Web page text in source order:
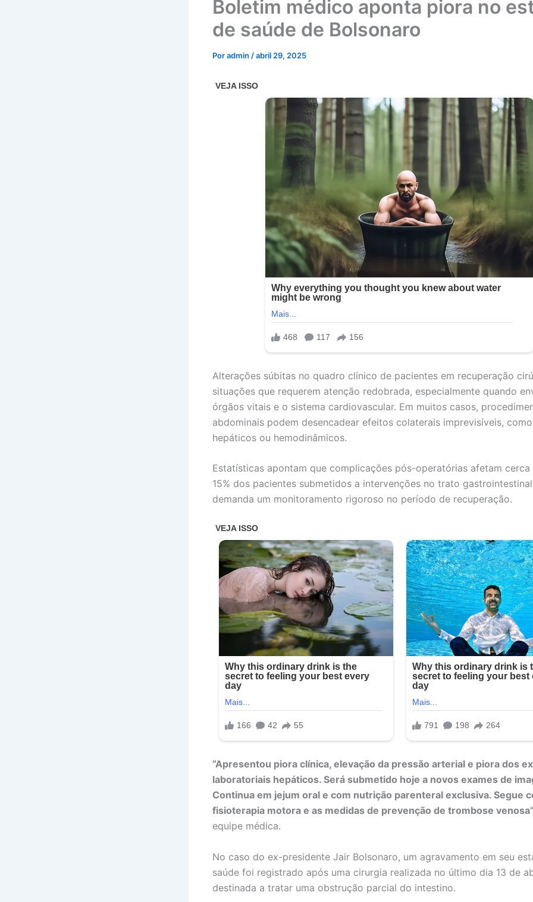
Boletim médico aponta piora no
de saúde de Bolsonaro
Poradmin /abril 29, 2025
Alterações súbitas no quadro clínico de pacientes em recuperação
situações que requerem atenção redobrada, especialmente quando
órgãos vitais e o sistema cardiovascular. Em muitos casos,
abdominais podem desencadear efeitos colaterais imprevisíveis,
hepáticos ou hemodinâmicos.
Estatísticas apontam que complicações pós-operatórias afetam cerca
15% dos pacientes submetidos a intervenções no trato
demanda um monitoramento rigoroso no período de recuperação.
“Apresentou piora clínica, elevação da pressão arterial e piora dos
laboratoriais hepáticos. Será submetido hoje a novos exames de
Continua em jejum oral e com nutrição parenteral exclusiva. Segue
fisioterapia motora e as medidas de prevenção de trombose
equipe médica.
No caso do ex-presidente Jair Bolsonaro, um agravamento em seu
saúde foi registrado após uma cirurgia realizada no último dia 13 de
destinada a tratar uma obstrução parcial do intestino.